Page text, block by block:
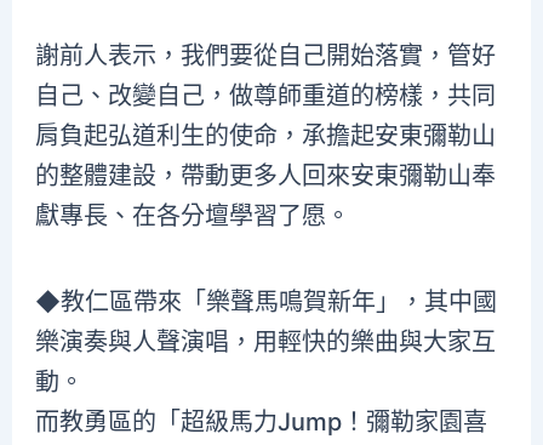
謝前人表示，我們要從自己開始落實，管好
自己、改變自己，做尊師重道的榜樣，共同
肩負起弘道利生的使命，承擔起安東彌勒山
的整體建設，帶動更多人回來安東彌勒山奉
獻專長、在各分壇學習了愿。
◆教仁區帶來「樂聲馬鳴賀新年」，其中國
樂演奏與人聲演唱，用輕快的樂曲與大家互
動。
而教勇區的「超級馬力Jump！彌勒家園喜